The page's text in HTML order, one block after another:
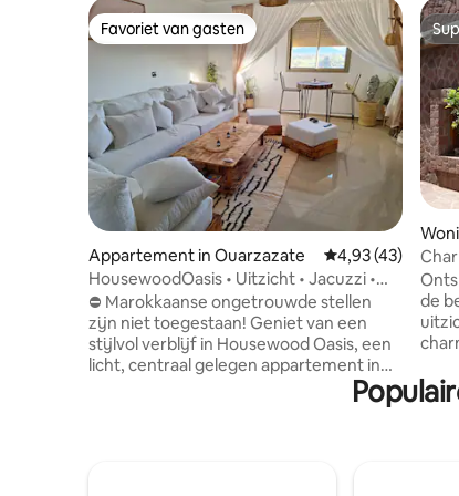
Favoriet van gasten
Favoriet van gasten
Appartement in Ouarzazate Gemiddelde
4,93 (43)
HousewoodOasis • Uitzicht • Jacuzzi •
Modern comfort
⛔️ Marokkaanse ongetrouwde stellen
zijn niet toegestaan! Geniet van een
stijlvol verblijf in Housewood Oasis, een
licht, centraal gelegen appartement in
Ouarzazate. Deze elegante ruimte met 2
de